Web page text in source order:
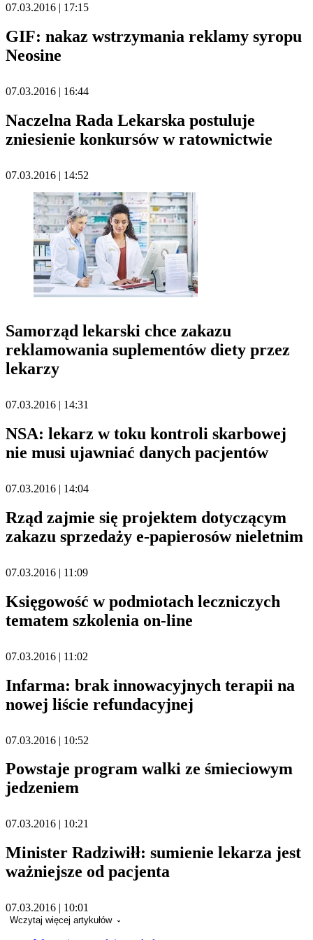
07.03.2016 | 17:15
GIF: nakaz wstrzymania reklamy syropu
Neosine
07.03.2016 | 16:44
Naczelna Rada Lekarska postuluje
zniesienie konkursów w ratownictwie
07.03.2016 | 14:52
Samorząd lekarski chce zakazu
reklamowania suplementów diety przez
lekarzy
07.03.2016 | 14:31
NSA: lekarz w toku kontroli skarbowej
nie musi ujawniać danych pacjentów
07.03.2016 | 14:04
Rząd zajmie się projektem dotyczącym
zakazu sprzedaży e-papierosów nieletnim
07.03.2016 | 11:09
Księgowość w podmiotach leczniczych
tematem szkolenia on-line
07.03.2016 | 11:02
Infarma: brak innowacyjnych terapii na
nowej liście refundacyjnej
07.03.2016 | 10:52
Powstaje program walki ze śmieciowym
jedzeniem
07.03.2016 | 10:21
Minister Radziwiłł: sumienie lekarza jest
ważniejsze od pacjenta
07.03.2016 | 10:01
Wczytaj więcej artykułów